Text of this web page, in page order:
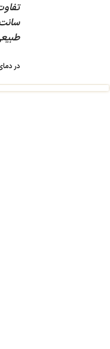
در دمای 30 درجه شسته